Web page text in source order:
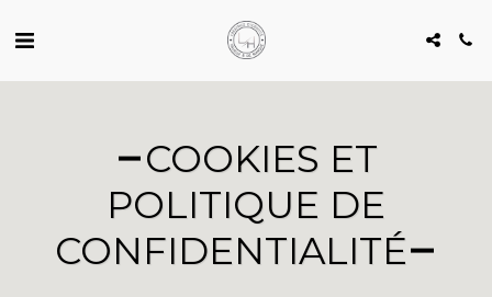
COOKIES ET
POLITIQUE DE
CONFIDENTIALITÉ